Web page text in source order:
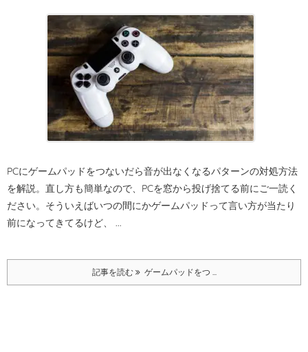
PCにゲームパッドをつないだら音が出なくなるパターンの対処方法
を解説。 直し方も簡単なので、PCを窓から投げ捨てる前にご一読く
ださい。 そういえばいつの間にかゲームパッドって言い方が当たり
前になってきてるけど、 ...
記事を読む ゲームパッドをつ ...